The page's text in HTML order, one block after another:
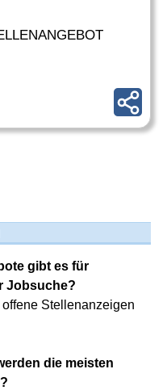
gibt es für
Jobsuche?
Stellenanzeigen
die meisten